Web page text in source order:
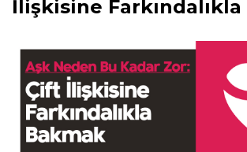
İlişkisine